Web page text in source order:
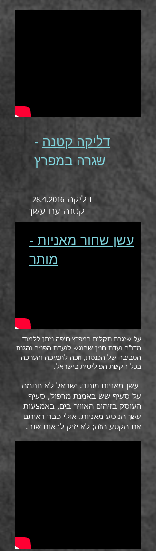
דליקה קטנה -
שגרה במפרץ
28.4.2016 דליקה
קטנה
על שיגרת תקלות במפרץ חיפה ניתן ללמוד
מדו"ח ועדת חנין שהוגש לועדת הפנים והגנת
הסביבה של הכנסת, וזכה לתמיכה והערכה
בכל הקשת הפוליטית בישראל.
עשן שחור מאניות -
מותר
עשן מאניות מותר. ישראל לא חתמה
על סעיף שש באמנת מרפול, סעיף
העוסק בזיהום האוויר בים, באמצעות
עשן הנוסע מאניות. אולי כבר ראיתם
את הקטע הזה; לא יזיק לראות שוב.